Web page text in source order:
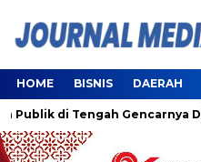
HOME BISNIS DAERAH
di Tengah Gencarnya